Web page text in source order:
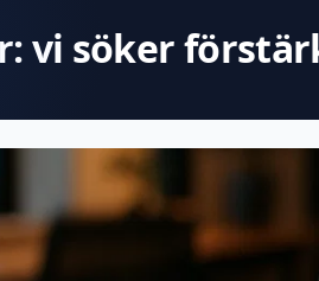
vi söker